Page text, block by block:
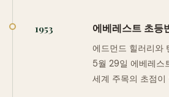
1953 에베레스트 초등
에드먼드 힐러리와
5월 29일 에베레스
세계 주목의 초점이